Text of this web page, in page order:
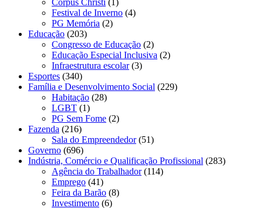
Festival de Inverno (4)
PG Memória (2)
Educação (203)
Congresso de Educação (2)
Educação Especial Inclusiva (2)
Infraestrutura escolar(3)
Esportes (340)
Família e Desenvolvimento Social (229)
Habitação (28)
LGBT (1)
PG Sem Fome (2)
Fazenda (216)
Sala do Empreendedor(51)
Governo (696)
Indústria, Comércio e Qualificação Profissional (283)
Agência do Trabalhador(114)
Emprego (41)
Feira da Barão (8)
Investimento (6)